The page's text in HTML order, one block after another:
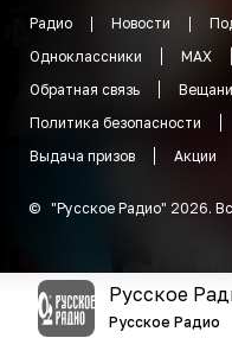
Радио Новости
Одноклассники
MAX
Обратная связь
Политика безопасности
Выдача призов
Акции
© "Русское Радио" 2026.
Русское
Русское Радио